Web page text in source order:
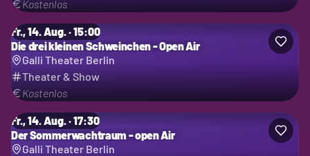
Kostenlos
Fr., 14. Aug. · 15:00
Die drei kleinen Schweinchen - Open Air
Galli Theater Berlin
Theater & Show
Kostenlos
Fr., 14. Aug. · 17:30
Der Sommerwachtraum - open Air
Galli Theater Berlin